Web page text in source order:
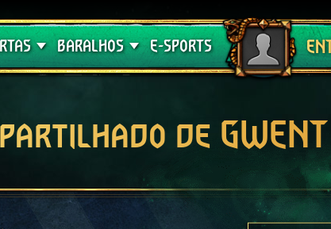
BARALHOS
Guia de Baralhos
E-SPORTS
Sair
de GWENT